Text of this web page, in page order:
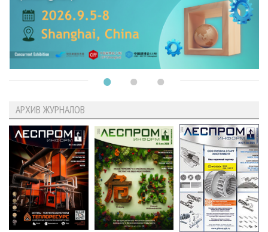
АРХИВ ЖУРНАЛОВ